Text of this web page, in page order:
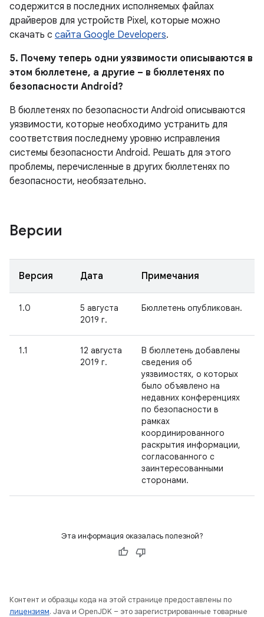
содержится в последних исполняемых файлах
драйверов для устройств Pixel, которые можно
скачать с сайта Google Developers.
5. Почему теперь одни уязвимости описываются в
этом бюллетене, а другие – в бюллетенях по
безопасности Android?
В бюллетенях по безопасности Android описываются
уязвимости, которые необходимо устранить для
соответствия последнему уровню исправления
системы безопасности Android. Решать для этого
проблемы, перечисленные в других бюллетенях по
безопасности, необязательно.
Версии
Версия Дата Примечания
1.0
5 августа
2019 г.
Бюллетень опубликован.
1.1
12 августа
2019 г.
В бюллетень добавлены
сведения об
уязвимостях, о которых
было объявлено на
недавних конференциях
по безопасности в
рамках
координированного
раскрытия информации,
согласованного с
заинтересованными
сторонами.
Эта информация оказалась полезной?
Контент и образцы кода на этой странице предоставлены по
лицензиям. Java и OpenJDK – это зарегистрированные товарные